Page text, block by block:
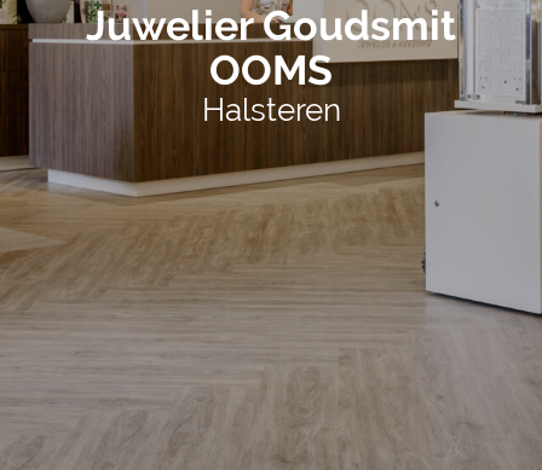
Juwelier Goudsmit
OOMS
Halsteren